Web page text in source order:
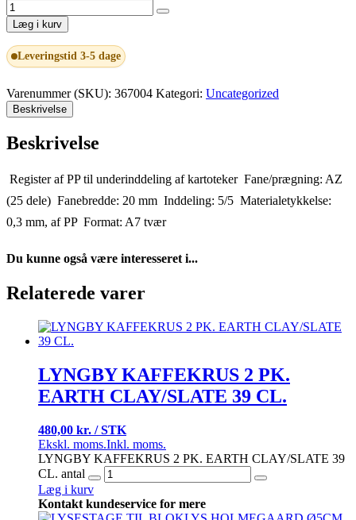
Læg i kurv
Leveringstid 3-5 dage
Varenummer (SKU): 367004 Kategori: Uncategorized
Beskrivelse
Beskrivelse
 Register af PP til underinddeling af kartoteker  Fane/prægning: AZ
(25 dele)  Fanebredde: 20 mm  Inddeling: 5/5  Materialetykkelse:
0,3 mm, af PP  Format: A7 tvær
Du kunne også være interesseret i...
Relaterede varer
LYNGBY KAFFEKRUS 2 PK.
EARTH CLAY/SLATE 39 CL.
480,00 kr. / STK
Ekskl. moms.Inkl. moms.
LYNGBY KAFFEKRUS 2 PK. EARTH CLAY/SLATE 39
CL. antal
Læg i kurv
Kontakt kundeservice for mere